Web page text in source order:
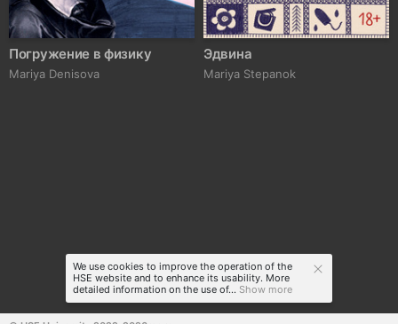
Погружение в физику
Mariya Denisova
Эдвина
Mariya Stepanok
We use cookies to improve the operation of the
HSE website and to enhance its usability. More
detailed information on the use of... Show more